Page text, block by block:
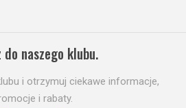
do naszego klubu.
i otrzymuj ciekawe informacje,
i rabaty.